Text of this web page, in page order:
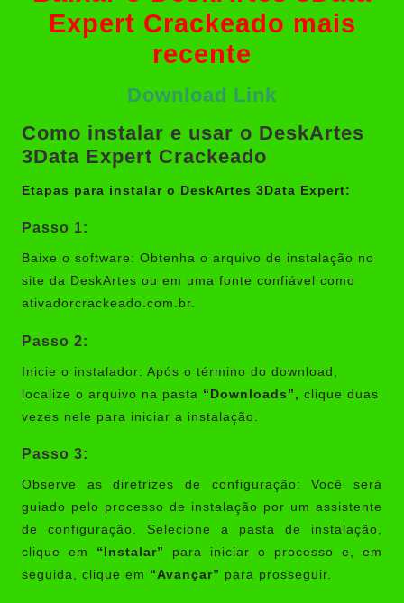
Expert Crackeado mais
recente
Download Link
Como instalar e usar o DeskArtes
3Data Expert Crackeado
Etapas para instalar o DeskArtes 3Data Expert:
Passo 1:
Baixe o software: Obtenha o arquivo de instalação no
site da DeskArtes ou em uma fonte confiável como
ativadorcrackeado.com.br.
Passo 2:
Inicie o instalador: Após o término do download,
localize o arquivo na pasta “Downloads”, clique duas
vezes nele para iniciar a instalação.
Passo 3:
Observe as diretrizes de configuração: Você será
guiado pelo processo de instalação por um assistente
de configuração. Selecione a pasta de instalação,
clique em “Instalar”
para iniciar o processo e, em
seguida, clique em “Avançar” para prosseguir.